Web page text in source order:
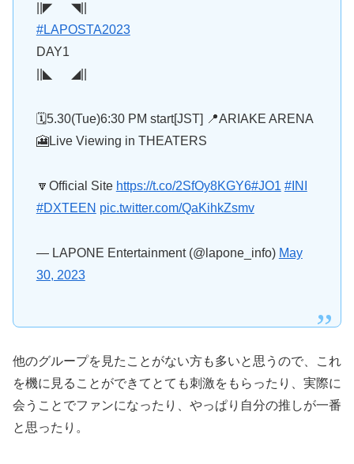
||◤ ◥||
#LAPOSTA2023
DAY1
||◣ ◢||
🗓5.30(Tue)6:30 PM start[JST] 📍ARIAKE ARENA
🎦Live Viewing in THEATERS
🔽Official Site https://t.co/2SfOy8KGY6#JO1 #INI
#DXTEEN pic.twitter.com/QaKihkZsmv
— LAPONE Entertainment (@lapone_info) May
30, 2023
他のグループを見たことがない方も多いと思うので、これ
を機に見ることができてとても刺激をもらったり、実際に
会うことでファンになったり、やっぱり自分の推しが一番
と思ったり。